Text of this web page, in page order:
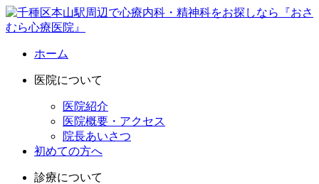
ホーム
医院について
医院紹介
医院概要・アクセス
院長あいさつ
初めての方へ
診療について